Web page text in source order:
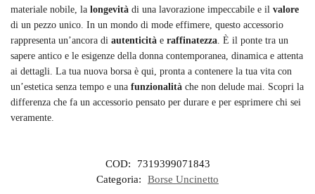
materiale nobile, la longevità di una lavorazione impeccabile e il valore
di un pezzo unico. In un mondo di mode effimere, questo accessorio
rappresenta un’ancora di autenticità e raffinatezza . È il ponte tra un
sapere antico e le esigenze della donna contemporanea, dinamica e attenta
ai dettagli. La tua nuova borsa è qui, pronta a contenere la tua vita con
un’estetica senza tempo e una funzionalità che non delude mai. Scopri la
differenza che fa un accessorio pensato per durare e per esprimere chi sei
veramente.
COD:
7319399071843
Categoria:
Borse Uncinetto